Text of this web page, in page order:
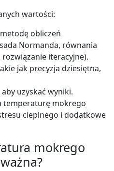
wartości:
obliczeń
Normanda, równania
iteracyjne).
jak precyzja dziesiętna,
aby uzyskać wyniki.
temperaturę mokrego
cieplnego i dodatkowe
mokrego